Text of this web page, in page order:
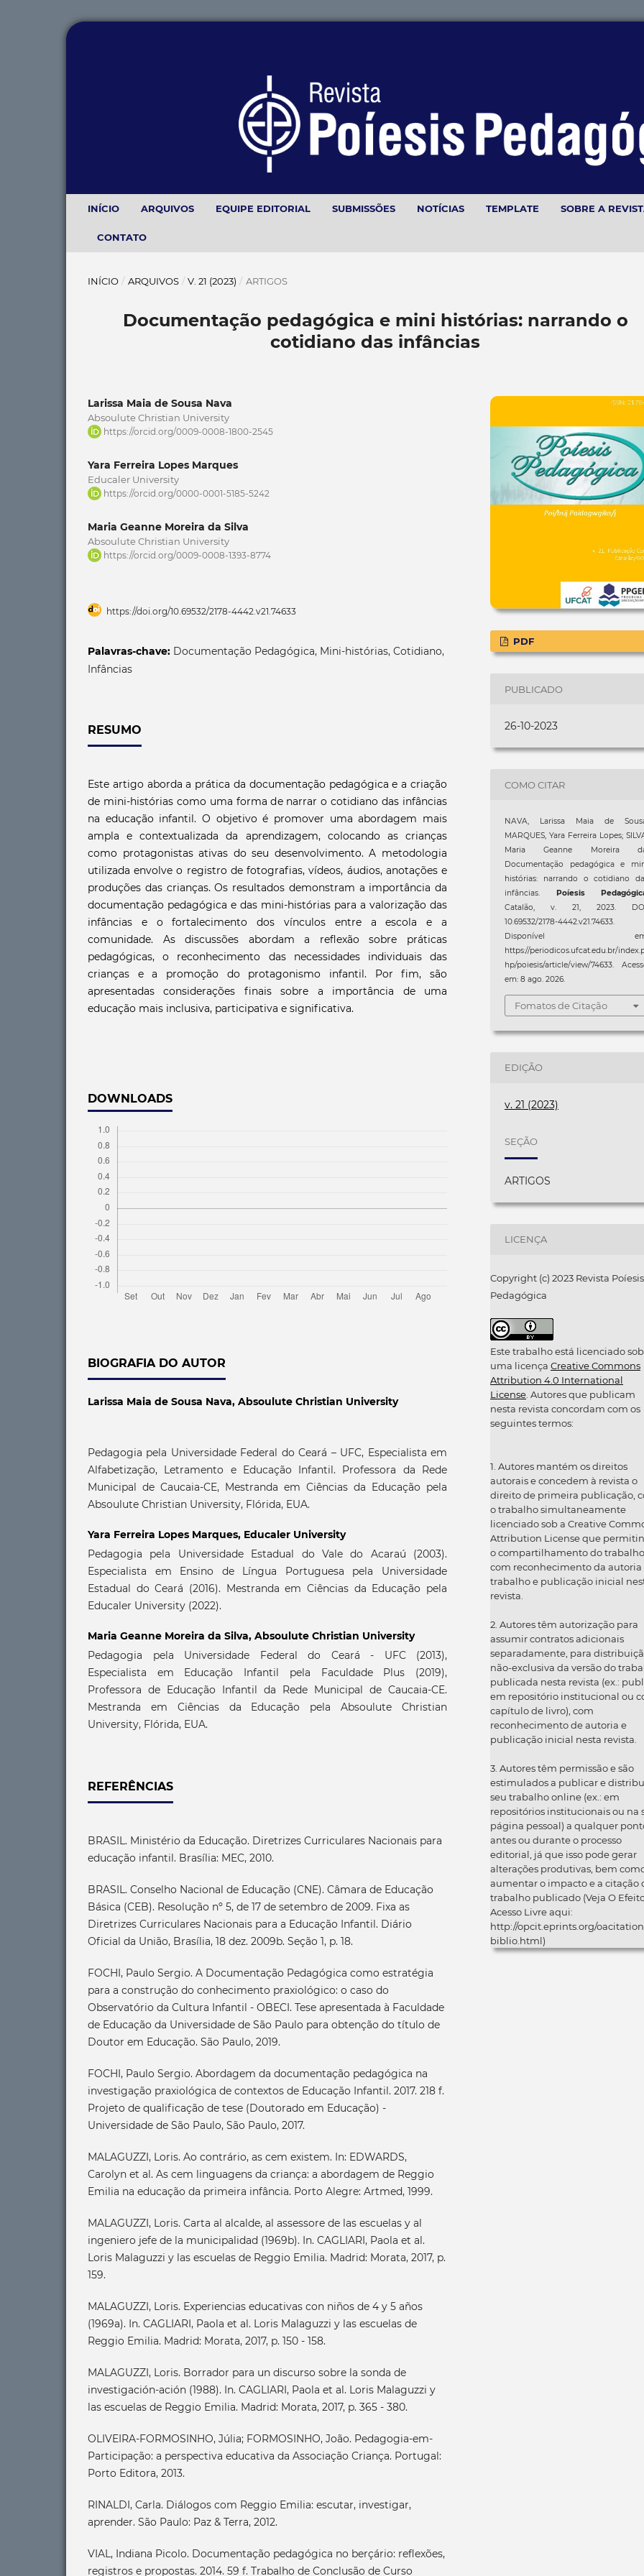
INÍCIO ARQUIVOS EQUIPE EDITORIAL SUBMISSÕES NOTÍCIAS TEMPLATE SOBRE A
CONTATO
INÍCIO / ARQUIVOS / V. 21 (2023) / ARTIGOS
Documentação pedagógica e mini histórias: narrando o
cotidiano das infâncias
Larissa Maia de Sousa Nava
Absoulute Christian University
https://orcid.org/0009-0008-1800-2545
Yara Ferreira Lopes Marques
Educaler University
https://orcid.org/0000-0001-5185-5242
Maria Geanne Moreira da Silva
Absoulute Christian University
https://orcid.org/0009-0008-1393-8774
https://doi.org/10.69532/2178-4442.v21.74633
Palavras-chave: Documentação Pedagógica, Mini-histórias, Cotidiano,
Infâncias
RESUMO
Este artigo aborda a prática da documentação pedagógica e a criação
de mini-histórias como uma forma de narrar o cotidiano das infâncias
na educação infantil. O objetivo é promover uma abordagem mais
ampla e contextualizada da aprendizagem, colocando as crianças
como protagonistas ativas do seu desenvolvimento. A metodologia
utilizada envolve o registro de fotografias, vídeos, áudios, anotações e
produções das crianças. Os resultados demonstram a importância da
documentação pedagógica e das mini-histórias para a valorização das
infâncias e o fortalecimento dos vínculos entre a escola e a
comunidade. As discussões abordam a reflexão sobre práticas
pedagógicas, o reconhecimento das necessidades individuais das
crianças e a promoção do protagonismo infantil. Por fim, são
apresentadas considerações finais sobre a importância de uma
educação mais inclusiva, participativa e significativa.
DOWNLOADS
BIOGRAFIA DO AUTOR
Larissa Maia de Sousa Nava, Absoulute Christian University
Pedagogia pela Universidade Federal do Ceará – UFC, Especialista em
Alfabetização, Letramento e Educação Infantil. Professora da Rede
Municipal de Caucaia-CE, Mestranda em Ciências da Educação pela
Absoulute Christian University, Flórida, EUA.
Yara Ferreira Lopes Marques, Educaler University
Pedagogia pela Universidade Estadual do Vale do Acaraú (2003).
Especialista em Ensino de Língua Portuguesa pela Universidade
Estadual do Ceará (2016). Mestranda em Ciências da Educação pela
Educaler University (2022).
Maria Geanne Moreira da Silva, Absoulute Christian University
Pedagogia pela Universidade Federal do Ceará - UFC (2013),
Especialista em Educação Infantil pela Faculdade Plus (2019),
Professora de Educação Infantil da Rede Municipal de Caucaia-CE.
Mestranda em Ciências da Educação pela Absoulute Christian
University, Flórida, EUA.
REFERÊNCIAS
BRASIL. Ministério da Educação. Diretrizes Curriculares Nacionais para
educação infantil. Brasília: MEC, 2010.
BRASIL. Conselho Nacional de Educação (CNE). Câmara de Educação
Básica (CEB). Resolução nº 5, de 17 de setembro de 2009. Fixa as
Diretrizes Curriculares Nacionais para a Educação Infantil. Diário
Oficial da União, Brasília, 18 dez. 2009b. Seção 1, p. 18.
FOCHI, Paulo Sergio. A Documentação Pedagógica como estratégia
para a construção do conhecimento praxiológico: o caso do
Observatório da Cultura Infantil - OBECI. Tese apresentada à Faculdade
de Educação da Universidade de São Paulo para obtenção do título de
Doutor em Educação. São Paulo, 2019.
FOCHI, Paulo Sergio. Abordagem da documentação pedagógica na
investigação praxiológica de contextos de Educação Infantil. 2017. 218 f.
Projeto de qualificação de tese (Doutorado em Educação) -
Universidade de São Paulo, São Paulo, 2017.
MALAGUZZI, Loris. Ao contrário, as cem existem. In: EDWARDS,
Carolyn et al. As cem linguagens da criança: a abordagem de Reggio
Emilia na educação da primeira infância. Porto Alegre: Artmed, 1999.
MALAGUZZI, Loris. Carta al alcalde, al assessore de las escuelas y al
ingeniero jefe de la municipalidad (1969b). In. CAGLIARI, Paola et al.
Loris Malaguzzi y las escuelas de Reggio Emilia. Madrid: Morata, 2017, p.
159.
MALAGUZZI, Loris. Experiencias educativas con niños de 4 y 5 años
(1969a). In. CAGLIARI, Paola et al. Loris Malaguzzi y las escuelas de
Reggio Emilia. Madrid: Morata, 2017, p. 150 - 158.
MALAGUZZI, Loris. Borrador para un discurso sobre la sonda de
investigación-ación (1988). In. CAGLIARI, Paola et al. Loris Malaguzzi y
las escuelas de Reggio Emilia. Madrid: Morata, 2017, p. 365 - 380.
OLIVEIRA-FORMOSINHO, Júlia; FORMOSINHO, João. Pedagogia-em-
Participação: a perspectiva educativa da Associação Criança. Portugal:
Porto Editora, 2013.
RINALDI, Carla. Diálogos com Reggio Emilia: escutar, investigar,
aprender. São Paulo: Paz & Terra, 2012.
VIAL, Indiana Picolo. Documentação pedagógica no berçário: reflexões,
registros e propostas. 2014. 59 f. Trabalho de Conclusão de Curso
PDF
PUBLICADO
26-10-2023
COMO CITAR
NAVA, Larissa Maia de
MARQUES, Yara Ferreira Lopes;
Maria Geanne Moreira
Documentação pedagógica e
histórias: narrando o cotidiano
infâncias.
Poíesis
Catalão, v. 21, 2023.
10.69532/2178-4442.v21.74633.
Disponível
https://periodicos.ufcat.edu.br/
hp/poiesis/article/view/74633.
em: 8 ago. 2026.
Fomatos de Citação
EDIÇÃO
v. 21 (2023)
SEÇÃO
ARTIGOS
LICENÇA
Copyright (c) 2023 Revista Poíesis
Pedagógica
Este trabalho está licenciado sob
uma licença Creative Commons
Attribution 4.0 International
License . Autores que publicam
nesta revista concordam com os
seguintes termos:
1. Autores mantém os direitos
autorais e concedem à revista o
direito de primeira publicação,
o trabalho simultaneamente
licenciado sob a Creative
Attribution License que
o compartilhamento do trabalho
com reconhecimento da autoria
trabalho e publicação inicial
revista.
2. Autores têm autorização para
assumir contratos adicionais
separadamente, para
não-exclusiva da versão do
publicada nesta revista (ex.:
em repositório institucional ou
capítulo de livro), com
reconhecimento de autoria e
publicação inicial nesta revista.
3. Autores têm permissão e são
estimulados a publicar e
seu trabalho online (ex.: em
repositórios institucionais ou na
página pessoal) a qualquer
antes ou durante o processo
editorial, já que isso pode gerar
alterações produtivas, bem
aumentar o impacto e a citação
trabalho publicado (Veja O
Acesso Livre aqui:
http://opcit.eprints.org/
biblio.html)